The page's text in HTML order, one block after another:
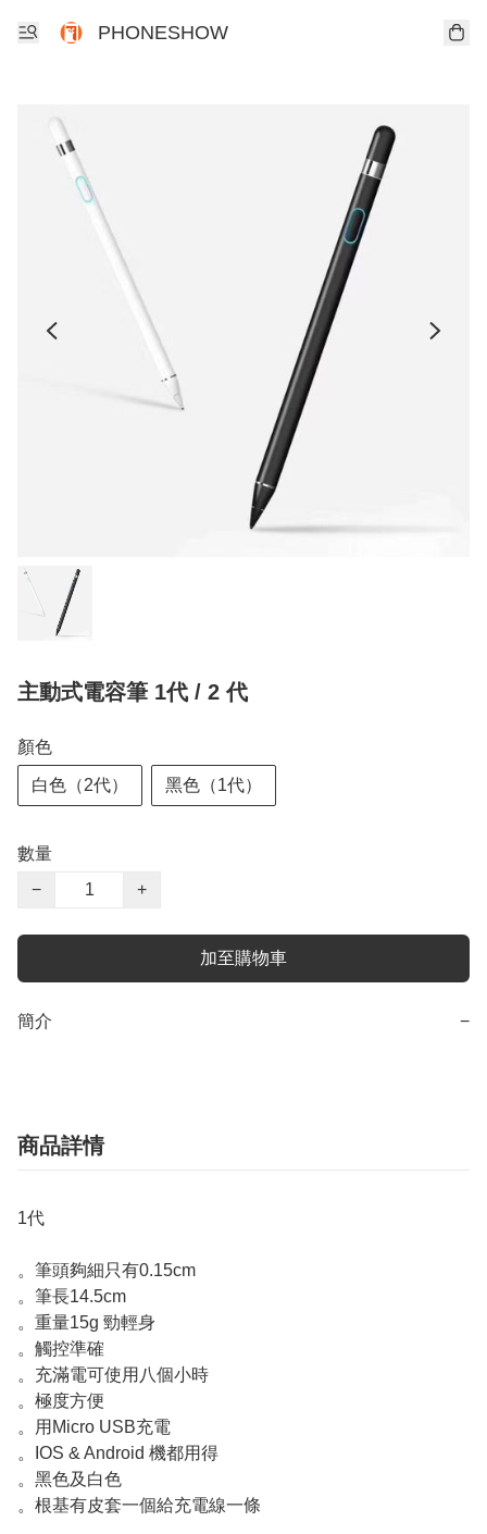
PHONESHOW
主動式電容筆 1代 / 2 代
顏色
白色（2代） 黑色（1代）
數量
−
+
加至購物車
簡介 −
商品詳情
1代
。筆頭夠細只有0.15cm
。筆長14.5cm
。重量15g 勁輕身
。觸控準確
。充滿電可使用八個小時
。極度方便
。用Micro USB充電
。IOS & Android 機都用得
。黑色及白色
。根基有皮套一個給充電線一條